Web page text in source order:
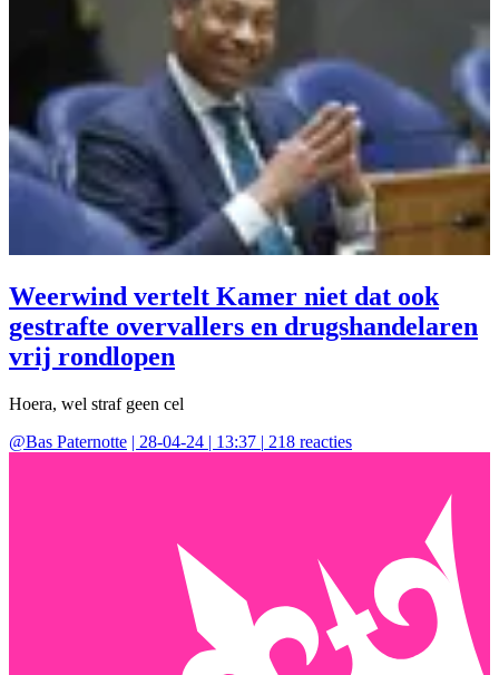
Weerwind vertelt Kamer niet dat ook
gestrafte overvallers en drugshandelaren
vrij rondlopen
Hoera, wel straf geen cel
@Bas Paternotte | 28-04-24 | 13:37 | 218 reacties